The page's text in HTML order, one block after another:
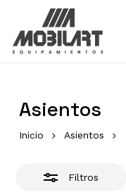
main
Asientos
Inicio Asientos
Filtros